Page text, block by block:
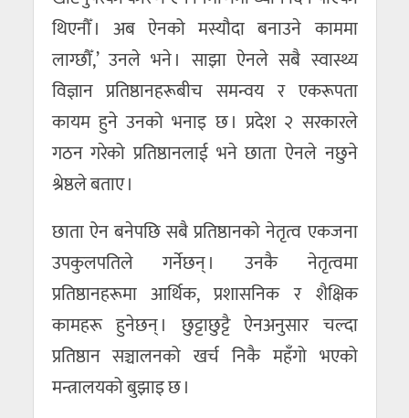
थिएनौँ । अब ऐनको मस्यौदा बनाउने काममा
लाग्छौँ,’ उनले भने । साझा ऐनले सबै स्वास्थ्य
विज्ञान प्रतिष्ठानहरूबीच समन्वय र एकरूपता
कायम हुने उनको भनाइ छ । प्रदेश २ सरकारले
गठन गरेको प्रतिष्ठानलाई भने छाता ऐनले नछुने
श्रेष्ठले बताए ।
छाता ऐन बनेपछि सबै प्रतिष्ठानको नेतृत्व एकजना
उपकुलपतिले गर्नेछन् । उनकै नेतृत्वमा
प्रतिष्ठानहरूमा आर्थिक, प्रशासनिक र शैक्षिक
कामहरू हुनेछन् । छुट्टाछुट्टै ऐनअनुसार चल्दा
प्रतिष्ठान सञ्चालनको खर्च निकै महँगो भएको
मन्त्रालयको बुझाइ छ ।